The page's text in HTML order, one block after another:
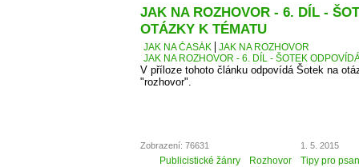
JAK NA ROZHOVOR - 6. DÍL -
OTÁZKY K TÉMATU
JAK NA ČASÁK
JAK NA ROZHOVOR
JAK NA ROZHOVOR - 6. DÍL - ŠOTEK
V příloze tohoto článku odpovídá Šotek na
"rozhovor".
Zobrazení: 76631 1. 5. 2015
Publicistické žánry Rozhovor Tipy pro